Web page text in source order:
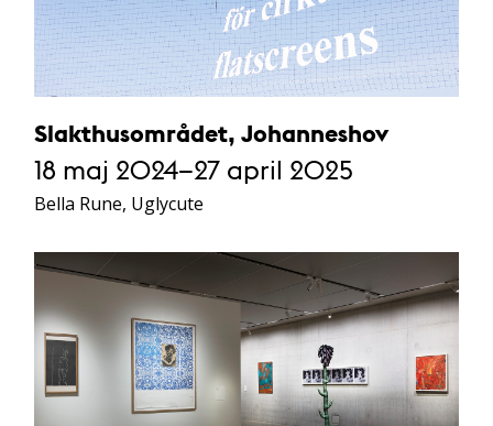
Slakthusområdet, Johanneshov
18 maj 2024–27 april 2025
Bella Rune, Uglycute